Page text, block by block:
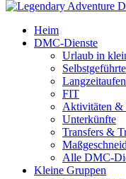
Suche
Speisekarte
Heim
DMC-Dienste
Urlaub in
FIT
Aktivitäten &
Unterkünfte
Transfers &
Alle DMC-
Kleine Gruppen